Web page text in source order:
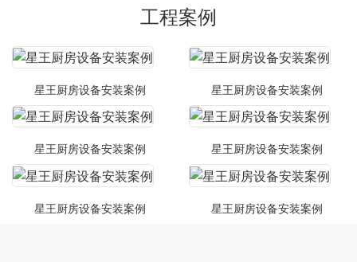
工程案例
星王厨房设备安装案例 星王厨房设备安装案例
星王厨房设备安装案例 星王厨房设备安装案例
星王厨房设备安装案例 星王厨房设备安装案例